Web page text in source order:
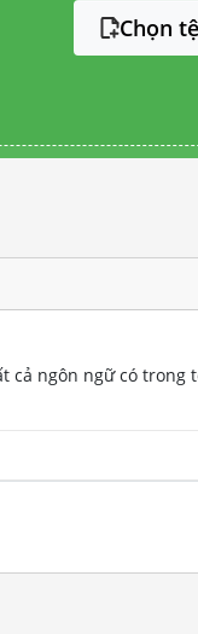
Chọn
cả ngôn ngữ có trong